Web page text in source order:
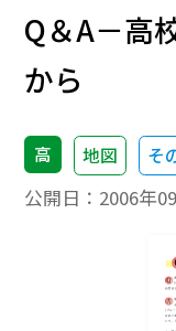
Q＆A－高
から
高 地図 そ
公開日： 2006年